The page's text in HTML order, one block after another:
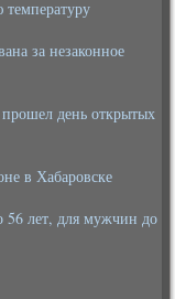
за незаконное
день открытых
в Хабаровске
56 лет, для мужчин до